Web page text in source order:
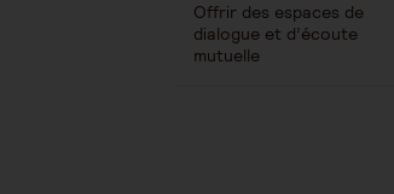
Offrir des espaces de
dialogue et d’écoute
mutuelle